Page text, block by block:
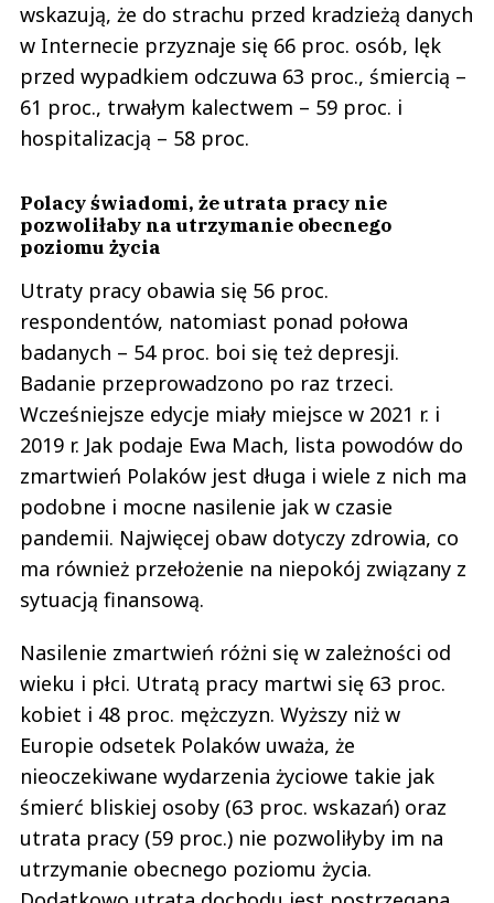
wskazują, że do strachu przed kradzieżą danych
w Internecie przyznaje się 66 proc. osób, lęk
przed wypadkiem odczuwa 63 proc., śmiercią –
61 proc., trwałym kalectwem – 59 proc. i
hospitalizacją – 58 proc.
Polacy świadomi, że utrata pracy nie
pozwoliłaby na utrzymanie obecnego
poziomu życia
Utraty pracy obawia się 56 proc.
respondentów, natomiast ponad połowa
badanych – 54 proc. boi się też depresji.
Badanie przeprowadzono po raz trzeci.
Wcześniejsze edycje miały miejsce w 2021 r. i
2019 r. Jak podaje Ewa Mach, lista powodów do
zmartwień Polaków jest długa i wiele z nich ma
podobne i mocne nasilenie jak w czasie
pandemii. Najwięcej obaw dotyczy zdrowia, co
ma również przełożenie na niepokój związany z
sytuacją finansową.
Nasilenie zmartwień różni się w zależności od
wieku i płci. Utratą pracy martwi się 63 proc.
kobiet i 48 proc. mężczyzn. Wyższy niż w
Europie odsetek Polaków uważa, że
nieoczekiwane wydarzenia życiowe takie jak
śmierć bliskiej osoby (63 proc. wskazań) oraz
utrata pracy (59 proc.) nie pozwoliłyby im na
utrzymanie obecnego poziomu życia.